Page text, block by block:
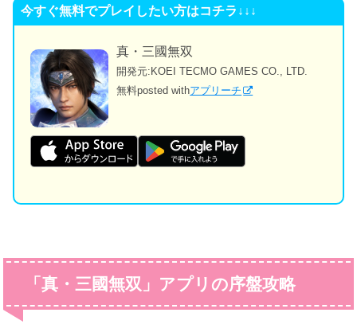
今すぐ無料でプレイしたい方はコチラ↓↓↓
真・三國無双
開発元: KOEI TECMO GAMES CO., LTD.
無料posted withアプリーチ
「真・三國無双」アプリの序盤攻略